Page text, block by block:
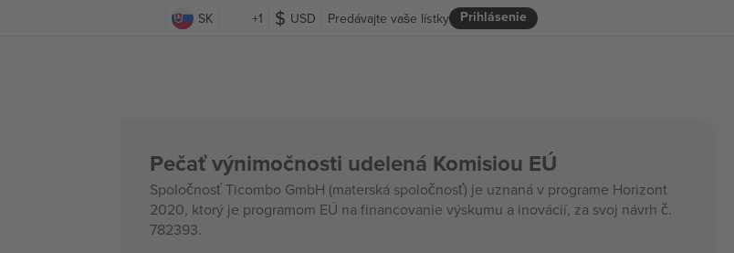
SK +1 USD Prihlásenie
Predávajte vaše lístky
Pečať výnimočnosti udelená Komisiou EÚ
Spoločnosť Ticombo GmbH (materská spoločnosť) je uznaná v programe Horizont
2020, ktorý je programom EÚ na financovanie výskumu a inovácií, za svoj návrh č.
782393.